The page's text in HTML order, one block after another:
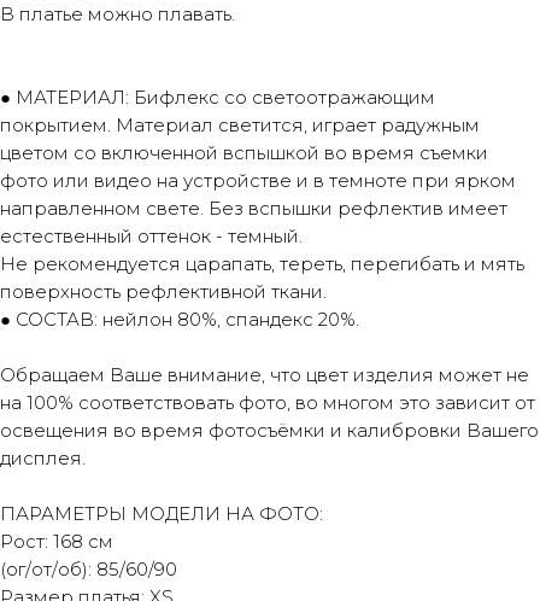
В платье можно плавать.
● МАТЕРИАЛ: Бифлекс со светоотражающим
покрытием. Материал светится, играет радужным
цветом со включенной вспышкой во время съемки
фото или видео на устройстве и в темноте при ярком
направленном свете. Без вспышки рефлектив имеет
естественный оттенок - темный.
Не рекомендуется царапать, тереть, перегибать и мять
поверхность рефлективной ткани.
● СОСТАВ: нейлон 80%, спандекс 20%.
Обращаем Ваше внимание, что цвет изделия может не
на 100% соответствовать фото, во многом это зависит от
освещения во время фотосъёмки и калибровки Вашего
дисплея.
ПАРАМЕТРЫ МОДЕЛИ НА ФОТО:
Рост: 168 см
(ог/от/об): 85/60/90